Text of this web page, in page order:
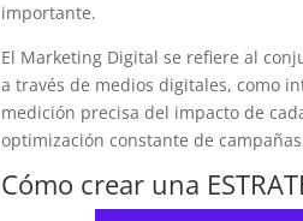
importante.
El Marketing Digital se refiere al
a través de medios digitales, como
medición precisa del impacto de
optimización constante de
Cómo crear una